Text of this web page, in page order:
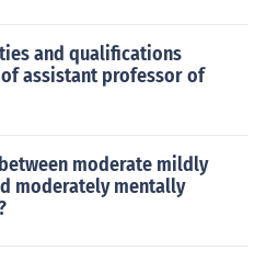
and qualifications
assistant professor of
moderate mildly
moderately mentally